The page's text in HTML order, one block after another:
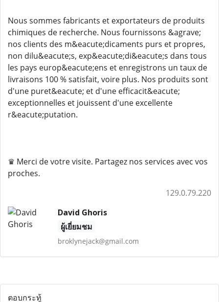
Nous sommes fabricants et exportateurs de produits
chimiques de recherche. Nous fournissons &agrave;
nos clients des m&eacute;dicaments purs et propres,
non dilu&eacute;s, exp&eacute;di&eacute;s dans tous
les pays europ&eacute;ens et enregistrons un taux de
livraisons 100 % satisfait, voire plus. Nos produits sont
d'une puret&eacute; et d'une efficacit&eacute;
exceptionnelles et jouissent d'une excellente
r&eacute;putation.
♛ Merci de votre visite. Partagez nos services avec vos
proches.
129.0.79.220
David Ghoris
ผู้เยี่ยมชม
broklynejack@gmail.com
ตอบกระทู้